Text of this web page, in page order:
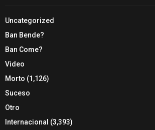
Uncategorized
Ban Bende?
Ban Come?
Video
Morto (1,126)
Suceso
Otro
Internacional (3,393)